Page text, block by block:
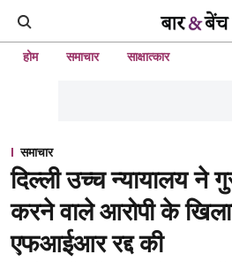
होम समाचार साक्षात्कार
समाचार
दिल्ली उच्च न्यायालय ने
करने वाले आरोपी के
एफआईआर रद्द की